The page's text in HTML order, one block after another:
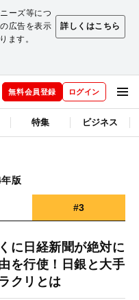
ーズ等につ
広告を表示
ます。
詳しくはこちら
無料会員登録 ログイン
特集 ビジネス
版
#3
に日経新聞が絶対に
を行使！日銀と大手
クリとは